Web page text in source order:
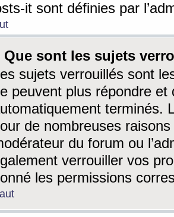
it sont définies par
Que sont les sujets
sujets verrouillés sont
peuvent plus répondre
terminés.
de nombreuses
du forum ou
verrouiller vos
les permissions